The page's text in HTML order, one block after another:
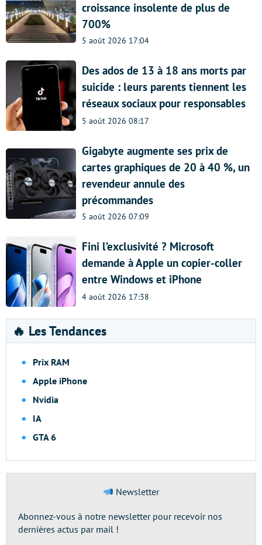
croissance insolente de plus de
700%
5 août 2026 17:04
Des ados de 13 à 18 ans morts par
suicide : leurs parents tiennent les
réseaux sociaux pour responsables
5 août 2026 08:17
Gigabyte augmente ses prix de
cartes graphiques de 20 à 40 %, un
revendeur annule des
précommandes
5 août 2026 07:09
Fini l’exclusivité ? Microsoft
demande à Apple un copier-coller
entre Windows et iPhone
4 août 2026 17:38
🔥 Les Tendances
Prix RAM
Apple iPhone
Nvidia
IA
GTA 6
Newsletter
Abonnez-vous à notre newsletter pour recevoir nos
dernières actus par mail !